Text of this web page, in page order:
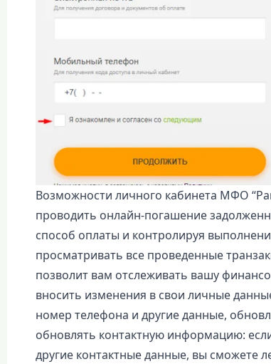
Возможности личного кабинета МФО
проводить онлайн-погашение
способ оплаты и контролируя
просматривать все проведенные
позволит вам отслеживать вашу
вносить изменения в свои личные
номер телефона и другие данные,
обновлять контактную информацию:
другие контактные данные, вы сможете